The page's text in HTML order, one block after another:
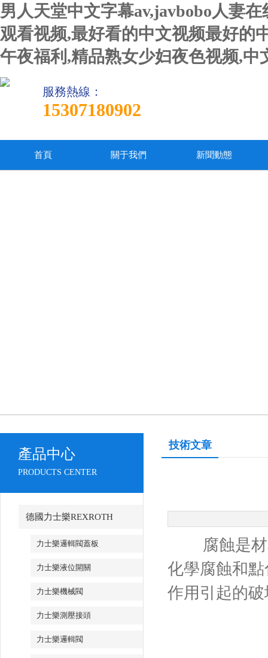
男人天堂中文字幕av,javbobo人妻
观看视频,最好看的中文视频最好的
午夜福利,精品熟女少妇夜色视频,中
服務熱線：
15307180902
首頁 關于我們 新聞動態
產品中心
PRODUCTS CENTER
德國力士樂REXROTH
力士樂邏輯閥蓋板
力士樂液位開關
力士樂機械閥
力士樂測壓接頭
力士樂邏輯閥
技術文章
腐蝕是材
化學腐蝕和
作用引起的